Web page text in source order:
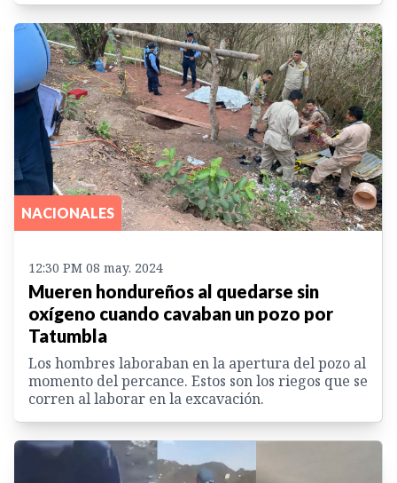
NACIONALES
12:30 PM 08 may. 2024
Mueren hondureños al quedarse sin
oxígeno cuando cavaban un pozo por
Tatumbla
Los hombres laboraban en la apertura del pozo al
momento del percance. Estos son los riegos que se
corren al laborar en la excavación.